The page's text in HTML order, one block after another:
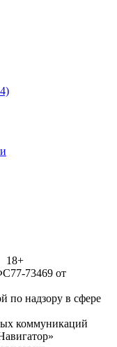
18+
73469 от
по надзору в сфере
коммуникаций